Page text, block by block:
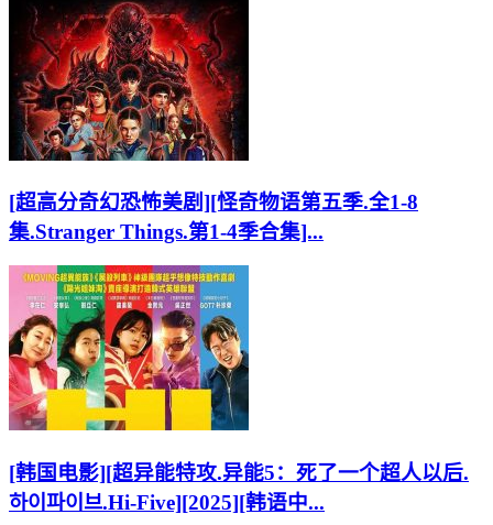
[超高分奇幻恐怖美剧][怪奇物语第五季.全1-8
集.Stranger Things.第1-4季合集]...
[韩国电影][超异能特攻.异能5：死了一个超人以后.
하이파이브.Hi-Five][2025][韩语中...